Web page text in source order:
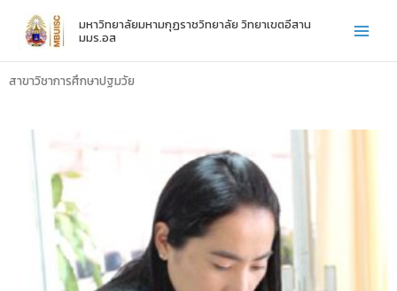
content
มหาวิทยาลัยมหามกุฏราชวิทยาลัย วิทยาเขตอีสาน
มมร.อส
สาขาวิชาการศึกษาปฐมวัย